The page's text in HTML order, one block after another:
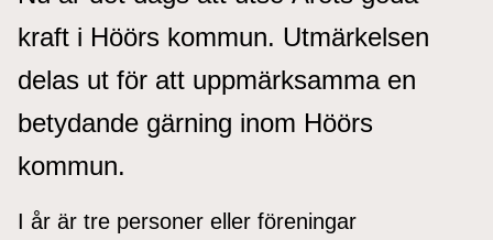
kraft i Höörs kommun. Utmärkelsen
delas ut för att uppmärksamma en
betydande gärning inom Höörs
kommun.
I år är tre personer eller föreningar